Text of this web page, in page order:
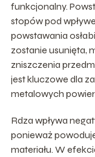
funkcjonalny.
stopów pod
powstawania
zostanie usunięta,
zniszczenia
jest kluczowe dla
metalowych
Rdza wpływa
ponieważ
materiału. W